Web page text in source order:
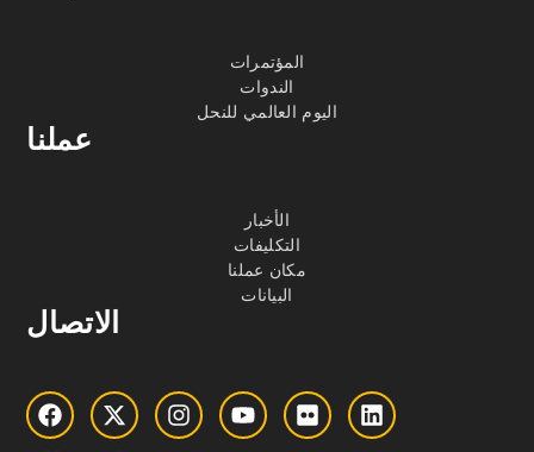
المؤتمرات
الندوات
اليوم العالمي للنحل
عملنا
الأخبار
التكليفات
مكان عملنا
البيانات
الاتصال